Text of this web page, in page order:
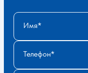
Имя
Телефон